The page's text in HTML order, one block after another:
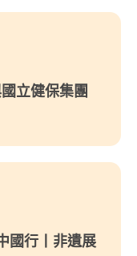
立健保集團
國行丨非遺展